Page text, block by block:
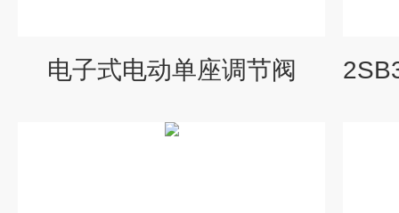
电子式电动单座调节阀